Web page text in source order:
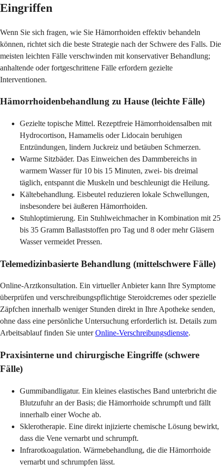
Eingriffen
Wenn Sie sich fragen, wie Sie Hämorrhoiden effektiv behandeln
können, richtet sich die beste Strategie nach der Schwere des Falls. Die
meisten leichten Fälle verschwinden mit konservativer Behandlung;
anhaltende oder fortgeschrittene Fälle erfordern gezielte
Interventionen.
Hämorrhoidenbehandlung zu Hause (leichte Fälle)
Gezielte topische Mittel. Rezeptfreie Hämorrhoidensalben mit
Hydrocortison, Hamamelis oder Lidocain beruhigen
Entzündungen, lindern Juckreiz und betäuben Schmerzen.
Warme Sitzbäder. Das Einweichen des Dammbereichs in
warmem Wasser für 10 bis 15 Minuten, zwei- bis dreimal
täglich, entspannt die Muskeln und beschleunigt die Heilung.
Kältebehandlung. Eisbeutel reduzieren lokale Schwellungen,
insbesondere bei äußeren Hämorrhoiden.
Stuhloptimierung. Ein Stuhlweichmacher in Kombination mit 25
bis 35 Gramm Ballaststoffen pro Tag und 8 oder mehr Gläsern
Wasser vermeidet Pressen.
Telemedizinbasierte Behandlung (mittelschwere Fälle)
Online-Arztkonsultation. Ein virtueller Anbieter kann Ihre Symptome
überprüfen und verschreibungspflichtige Steroidcremes oder spezielle
Zäpfchen innerhalb weniger Stunden direkt in Ihre Apotheke senden,
ohne dass eine persönliche Untersuchung erforderlich ist. Details zum
Arbeitsablauf finden Sie unterOnline-Verschreibungsdienste.
Praxisinterne und chirurgische Eingriffe (schwere
Fälle)
Gummibandligatur. Ein kleines elastisches Band unterbricht die
Blutzufuhr an der Basis; die Hämorrhoide schrumpft und fällt
innerhalb einer Woche ab.
Sklerotherapie. Eine direkt injizierte chemische Lösung bewirkt,
dass die Vene vernarbt und schrumpft.
Infrarotkoagulation. Wärmebehandlung, die die Hämorrhoide
vernarbt und schrumpfen lässt.